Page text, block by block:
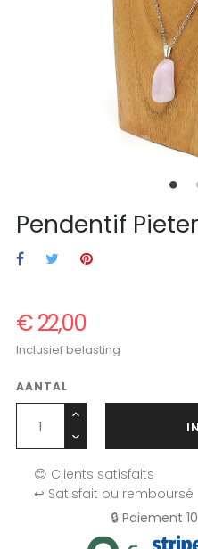
Pendentif
€ 22,00
Inclusief belasting
AANTAL
😊 Clients satisfaits
↩️ Satisfait ou remboursé
🔒 Paiement